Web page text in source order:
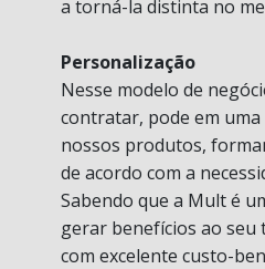
a torná-la distinta no
Personalização
Nesse modelo de
contratar, pode em
nossos produtos,
de acordo com a
Sabendo que a Mult é
gerar benefícios ao seu
com excelente custo-